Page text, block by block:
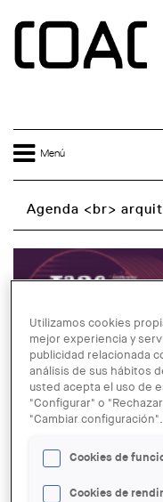
Menú
Agenda <br>
Utilizamos cookies
mejor experiencia y
publicidad relacionada
análisis de sus hábitos
usted acepta el uso de
"Configurar" o
"Cambiar
Cookies de
Cookies de